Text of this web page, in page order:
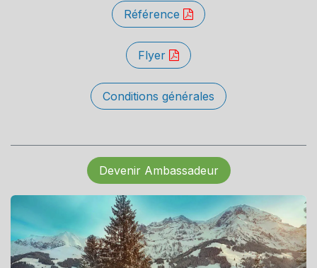
Référence
Flyer
Conditions générales
Devenir Ambassadeur